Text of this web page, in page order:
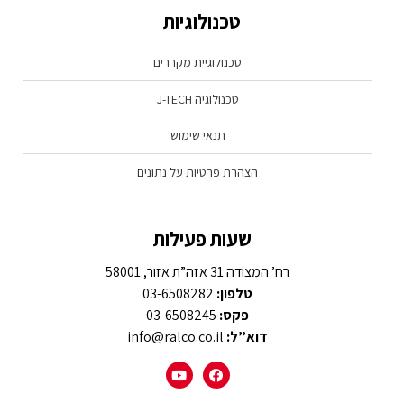
טכנולוגיות
טכנולוגיית מקררים
טכנולוגיה J-TECH
תנאי שימוש
הצהרת פרטיות על נתונים
שעות פעילות
רח’ המצודה 31 אזה”ת אזור, 58001
טלפון:
פקס:
דוא”ל: